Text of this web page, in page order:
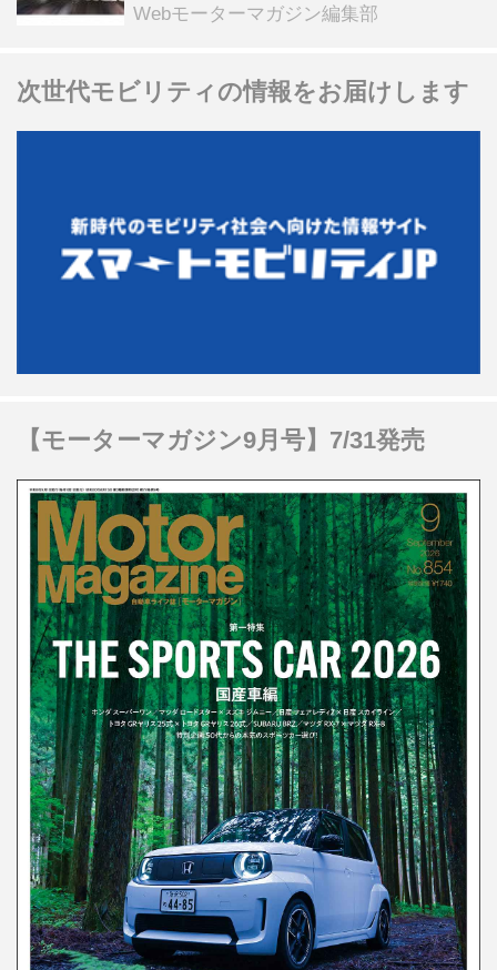
る抽選企画などを展開
Webモーターマガジン編集部
次世代モビリティの情報をお届けします
【モーターマガジン9月号】7/31発売